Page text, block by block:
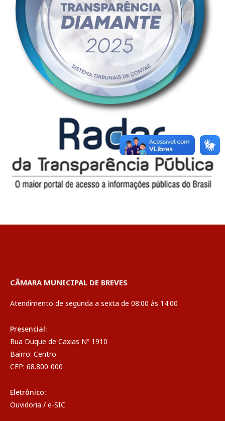
CÂMARA MUNICIPAL DE BREVES
Atendimento de segunda a sexta de 08:00 às 14:00
Presencial:
Rua Duque de Caxias Nº 1910
Bairro: Centro
CEP: 68.800-000
Eletrônico:
Ouvidoria / e-SIC